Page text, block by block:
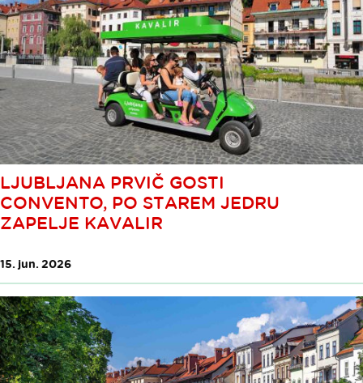
LJUBLJANA PRVIČ GOSTI
CONVENTO, PO STAREM JEDRU
ZAPELJE KAVALIR
15. jun. 2026